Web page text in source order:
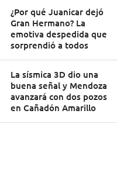
¿Por qué Juanicar dejó
Gran Hermano? La
emotiva despedida que
sorprendió a todos
La sísmica 3D dio una
buena señal y Mendoza
avanzará con dos pozos
en Cañadón Amarillo